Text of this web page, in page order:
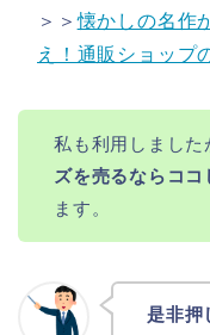
＞＞懐かしの名作
え！通販ショップ
私も利用しました
ズを売るならココ
ます。
是非押